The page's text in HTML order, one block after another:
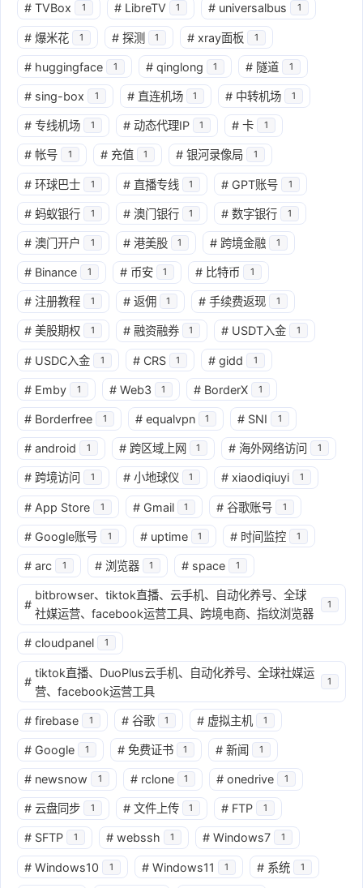
# TVBox 1 # LibreTV 1 # universalbus 1
# 爆米花 1 # 探测 1 # xray面板 1
# huggingface 1 # qinglong 1 # 隧道 1
# sing-box 1 # 直连机场 1 # 中转机场 1
# 专线机场 1 # 动态代理IP 1 # 卡 1
# 帐号 1 # 充值 1 # 银河录像局 1
# 环球巴士 1 # 直播专线 1 # GPT账号 1
# 蚂蚁银行 1 # 澳门银行 1 # 数字银行 1
# 澳门开户 1 # 港美股 1 # 跨境金融 1
# Binance 1 # 币安 1 # 比特币 1
# 注册教程 1 # 返佣 1 # 手续费返现 1
# 美股期权 1 # 融资融券 1 # USDT入金 1
# USDC入金 1 # CRS 1 # gidd 1
# Emby 1 # Web3 1 # BorderX 1
# Borderfree 1 # equalvpn 1 # SNI 1
# android 1 # 跨区域上网 1 # 海外网络访问 1
# 跨境访问 1 # 小地球仪 1 # xiaodiqiuyi 1
# App Store 1 # Gmail 1 # 谷歌账号 1
# Google账号 1 # uptime 1 # 时间监控 1
# arc 1 # 浏览器 1 # space 1
#
bitbrowser、tiktok直播、云手机、自动化养号、全球
社媒运营、facebook运营工具、跨境电商、指纹浏览器
1
# cloudpanel 1
#
tiktok直播、DuoPlus云手机、自动化养号、全球社媒运
营、facebook运营工具
1
# firebase 1 # 谷歌 1 # 虚拟主机 1
# Google 1 # 免费证书 1 # 新闻 1
# newsnow 1 # rclone 1 # onedrive 1
# 云盘同步 1 # 文件上传 1 # FTP 1
# SFTP 1 # webssh 1 # Windows7 1
# Windows10 1 # Windows11 1 # 系统 1